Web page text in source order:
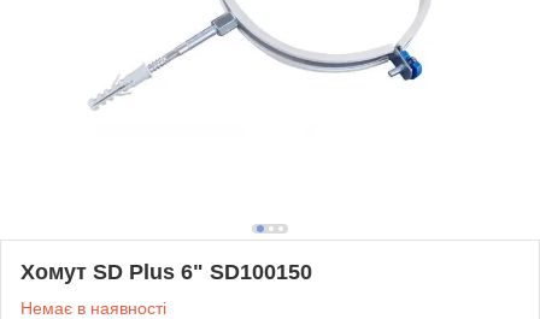
Хомут SD Plus 6" SD100150
Немає в наявності